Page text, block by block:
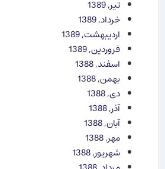
تیر, 1389
خرداد, 1389
اردیبهشت, 1389
فروردین, 1389
اسفند, 1388
بهمن, 1388
دی, 1388
آذر, 1388
آبان, 1388
مهر, 1388
شهریور, 1388